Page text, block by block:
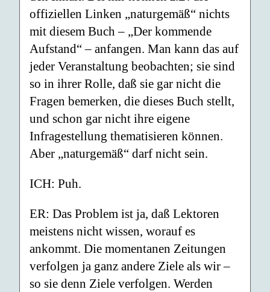
offiziellen Linken „naturgemäß“ nichts
mit diesem Buch – „Der kommende
Aufstand“ – anfangen. Man kann das auf
jeder Veranstaltung beobachten; sie sind
so in ihrer Rolle, daß sie gar nicht die
Fragen bemerken, die dieses Buch stellt,
und schon gar nicht ihre eigene
Infragestellung thematisieren können.
Aber „naturgemäß“ darf nicht sein.
ICH: Puh.
ER: Das Problem ist ja, daß Lektoren
meistens nicht wissen, worauf es
ankommt. Die momentanen Zeitungen
verfolgen ja ganz andere Ziele als wir –
so sie denn Ziele verfolgen. Werden